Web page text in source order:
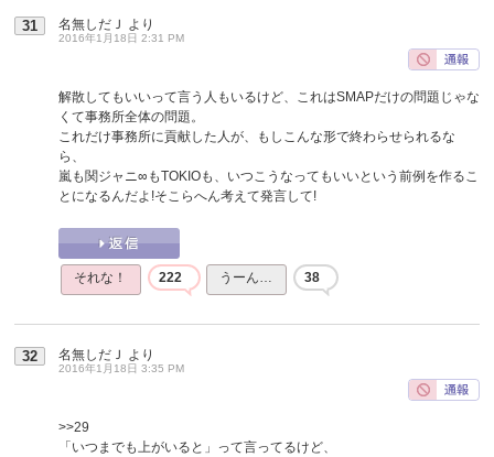
31 名無しだＪ より
2016年1月18日 2:31 PM
解散してもいいって言う人もいるけど、これはSMAPだけの問題じゃな
くて事務所全体の問題。
これだけ事務所に貢献した人が、もしこんな形で終わらせられるな
ら、
嵐も関ジャニ∞もTOKIOも、いつこうなってもいいという前例を作るこ
とになるんだよ!そこらへん考えて発言して!
それな！ 222 うーん… 38
32 名無しだＪ より
2016年1月18日 3:35 PM
>>29
「いつまでも上がいると」って言ってるけど、